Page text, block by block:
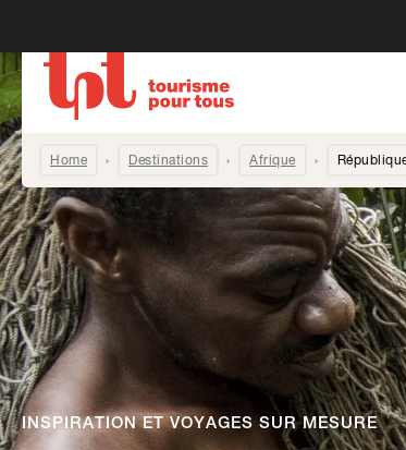
Home Destinations Afrique
INSPIRATION ET VOYAGES SUR MESURE